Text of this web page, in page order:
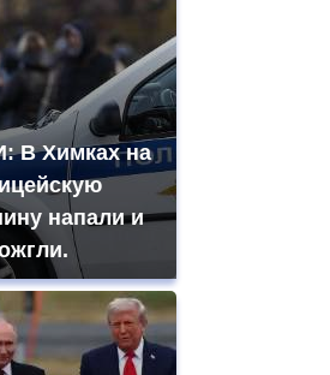
В Химках на
напали и